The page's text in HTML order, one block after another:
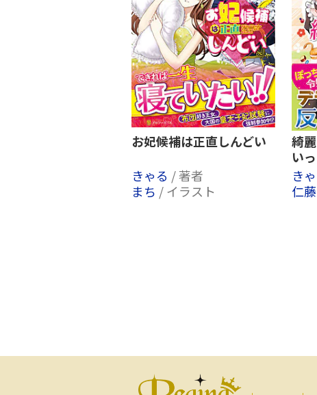
お妃候補は正直しんどい
きゃる / 著者
まち / イラスト
綺
いっ
き
仁